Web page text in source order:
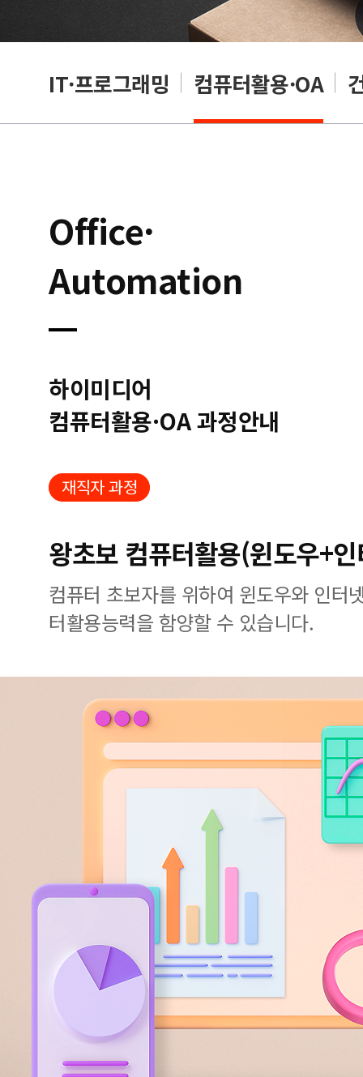
IT·프로그래밍 컴퓨터활용·OA
Office·
Automation
하이미디어
컴퓨터활용·OA 과정안내
재직자 과정
왕초보 컴퓨터활용(윈도우+
컴퓨터 초보자를 위하여 윈도우와 인터
터활용능력을 함양할 수 있습니다.